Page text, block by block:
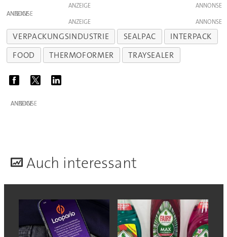
ANZEIGE
ANZEIGE
ANZEIGE
VERPACKUNGSINDUSTRIE SEALPAC
INTERPACK
FOOD
THERMOFORMER TRAYSEALER
ANZEIGE
Auch interessant